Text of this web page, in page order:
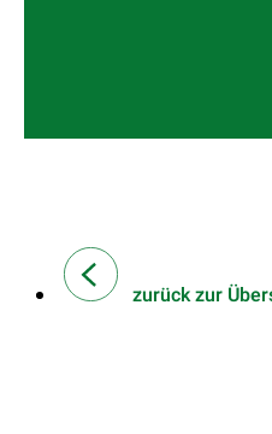
zurück zur